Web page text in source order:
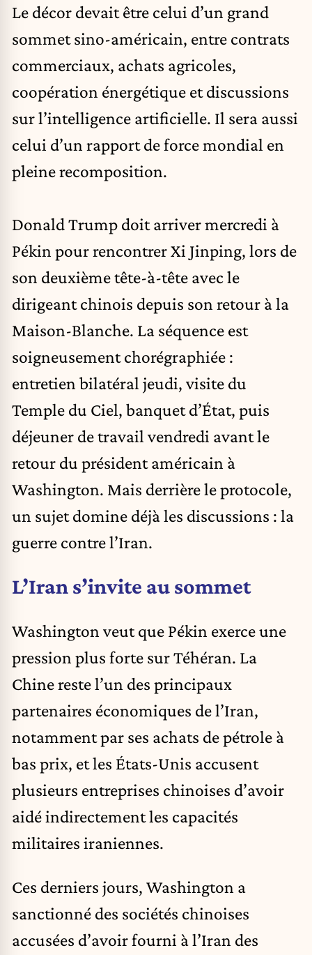
Le décor devait être celui d’un grand
sommet sino-américain, entre contrats
commerciaux, achats agricoles,
coopération énergétique et discussions
sur l’intelligence artificielle. Il sera aussi
celui d’un rapport de force mondial en
pleine recomposition.
Donald Trump doit arriver mercredi à
Pékin pour rencontrerXi Jinping, lors de
son deuxième tête-à-tête avec le
dirigeant chinois depuis son retour à la
Maison-Blanche. La séquence est
soigneusement chorégraphiée :
entretien bilatéral jeudi, visite du
Temple du Ciel, banquet d’État, puis
déjeuner de travail vendredi avant le
retour du président américain à
Washington. Mais derrière le protocole,
un sujet domine déjà les discussions : la
guerre contre l’Iran.
L’Iran s’invite au sommet
Washington veut que Pékin exerce une
pression plus forte sur Téhéran. La
Chine reste l’un des principaux
partenaires économiques de l’Iran,
notamment par ses achats de pétrole à
bas prix, et les États-Unis accusent
plusieurs entreprises chinoises d’avoir
aidé indirectement les capacités
militaires iraniennes.
Ces derniers jours, Washington a
sanctionné des sociétés chinoises
accusées d’avoir fourni à l’Iran des